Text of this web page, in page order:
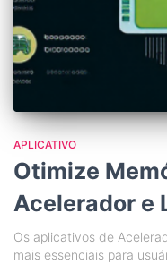
APLICATIVO
Otimize
Acelerador e
Os aplicativos de
mais essenciais para